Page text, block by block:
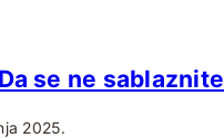
se ne sablaznite
2025.